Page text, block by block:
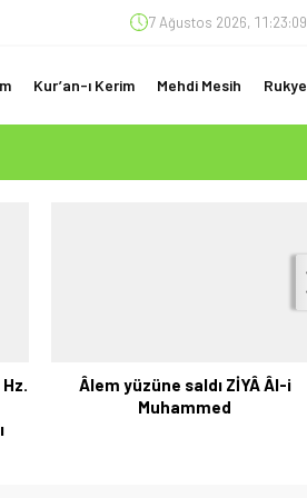
7 Ağustos 2026, 11:23:09
Kur’an-ı Kerim Mehdi Mesih Rukye
ÖNEMLİ)
Âlem yüzüne saldı ZİYÂ Âl-i
Muhammed